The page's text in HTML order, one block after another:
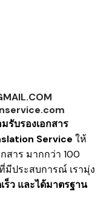
รับรองเอกสาร
Service ให้
สาร มากกว่า 100
ประสบการณ์ เรามุ่ง
ร็ว และได้มาตรฐาน